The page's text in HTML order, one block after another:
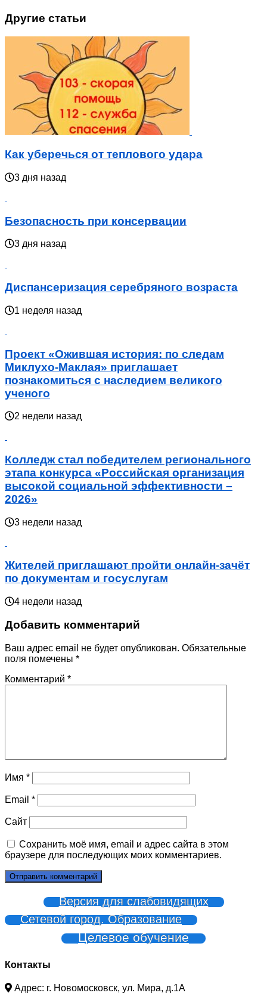
Другие статьи
Как уберечься от теплового удара
3 дня назад
Безопасность при консервации
3 дня назад
Диспансеризация серебряного возраста
1 неделя назад
Проект «Ожившая история: по следам
Миклухо-Маклая» приглашает
познакомиться с наследием великого
ученого
2 недели назад
Колледж стал победителем регионального
этапа конкурса «Российская организация
высокой социальной эффективности –
2026»
3 недели назад
Жителей приглашают пройти онлайн-зачёт
по документам и госуслугам
4 недели назад
Добавить комментарий
Ваш адрес email не будет опубликован. Обязательные
поля помечены *
Комментарий *
Имя *
Email *
Сайт
Сохранить моё имя, email и адрес сайта в этом
браузере для последующих моих комментариев.
Версия для слабовидящих
Сетевой город. Образование
Целевое обучение
Контакты
Адрес: г. Новомосковск, ул. Мира, д.1А